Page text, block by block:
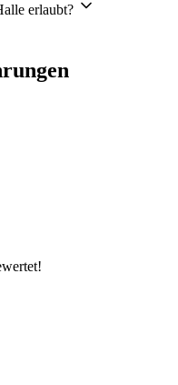
erlaubt?